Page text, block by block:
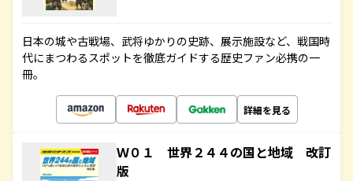
日本の城や古戦場、武将ゆかりの史跡、展示施設など、戦国時
代にまつわるスポットを徹底ガイドする歴史ファン必携の一
冊。
詳細を見る
Ｗ０１ 世界２４４の国と地域 改訂
版